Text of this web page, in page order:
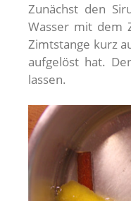
Zunächst den
Wasser mit dem
Zimtstange kurz
aufgelöst hat.
lassen.